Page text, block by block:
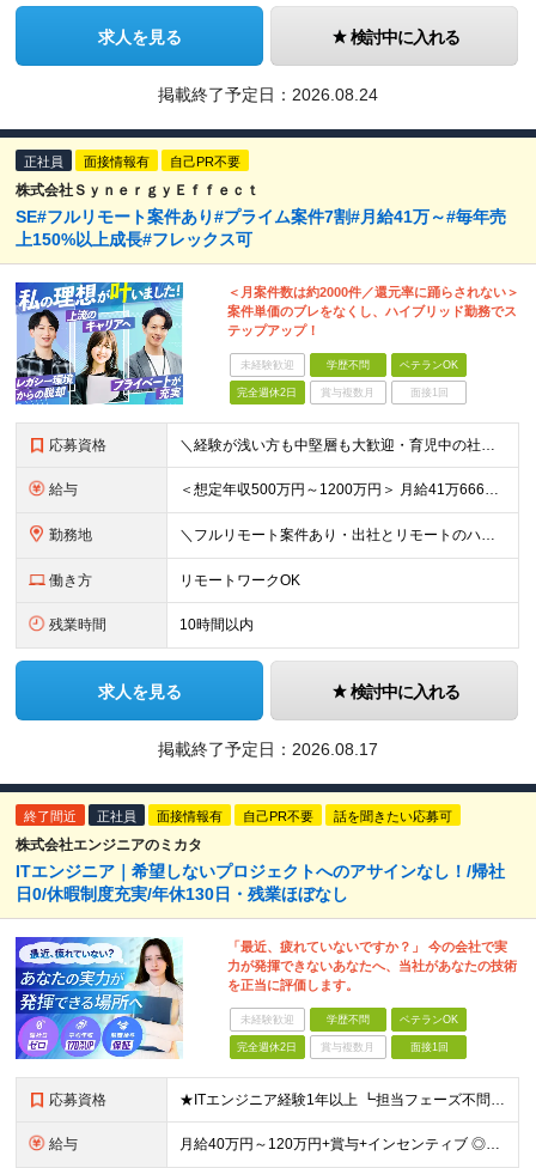
求人を見る 検討中に入れる
掲載終了予定日： 2026.08.24
正社員 面接情報有 自己PR不要
株式会社ＳｙｎｅｒｇｙＥｆｆｅｃｔ
SE#フルリモート案件あり#プライム案件7割#月給41万～#毎年売
上150%以上成長#フレックス可
＜月案件数は約2000件／還元率に踊らされない＞
案件単価のブレをなくし、ハイブリッド勤務でス
テップアップ！
未経験歓迎 学歴不問 ベテランOK
完全週休2日 賞与複数月 面接1回
応募資格 ＼経験が浅い方も中堅層も大歓迎・育児中の社員も活躍中／ ■学歴不問 ■開発エンジニアとしての経験2年以上 ■日本在住 ■日本語でのコミュニケーションが取れる方 ■外国籍の方はN1保有者 ★平均年齢3
給与 ＜想定年収500万円～1200万円＞ 月給41万6666円～100万円+交通費+残業手当 ※残業代は別途全額支給します ※試用期間6ヶ月あり。給与以外の待遇の差異はありません ┗試用期間後に若干が給
勤務地 ＼フルリモート案件あり・出社とリモートのハイブリッド勤務可能／ 【本社】東京都新宿区西新宿三丁目3番-13号西新宿水間ビル6階 ★ハイブリッド出社や出社メインでの勤務をご希望の方もぜひご応募ください
働き方 リモートワークOK
残業時間 10時間以内
求人を見る 検討中に入れる
掲載終了予定日： 2026.08.17
終了間近 正社員 面接情報有 自己PR不要 話を聞きたい応募可
株式会社エンジニアのミカタ
ITエンジニア｜希望しないプロジェクトへのアサインなし！/帰社
日0/休暇制度充実/年休130日・残業ほぼなし
「最近、疲れていないですか？」 今の会社で実
力が発揮できないあなたへ、当社があなたの技術
を正当に評価します。
未経験歓迎 学歴不問 ベテランOK
完全週休2日 賞与複数月 面接1回
応募資格 ★ITエンジニア経験1年以上 ┗担当フェーズ不問 ┗経験年数不問（1年未満でもOK） ★年齢・学歴不問 ■ブランクありOK ■第二新卒歓迎 ■前職の雇用形態も一切不問 ■20代・30代の若手から
給与 月給40万円～120万円+賞与+インセンティブ ◎入社した全員が年収UPしています！平均170万円UP！ ※経験・能力などを考慮の上、決定します。 ※月30時間（76,000円～）の固定残業代を含みま